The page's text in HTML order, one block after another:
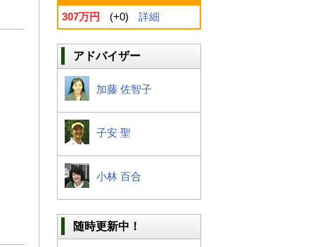
307万円
(+0) 詳細
アドバイザー
加藤 佐智子
子安 聖
小林 百合
随時更新中！